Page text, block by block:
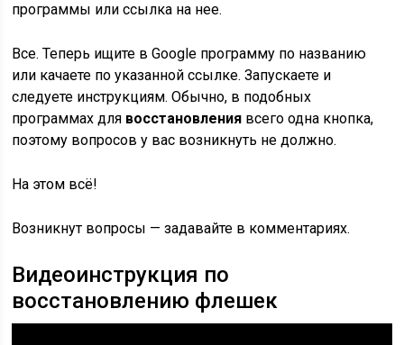
программы или ссылка на нее.
Все. Теперь ищите в Google программу по названию
или качаете по указанной ссылке. Запускаете и
следуете инструкциям. Обычно, в подобных
программах для восстановления всего одна кнопка,
поэтому вопросов у вас возникнуть не должно.
На этом всё!
Возникнут вопросы — задавайте в комментариях.
Видеоинструкция по
восстановлению флешек